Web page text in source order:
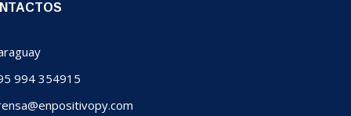
994 354915